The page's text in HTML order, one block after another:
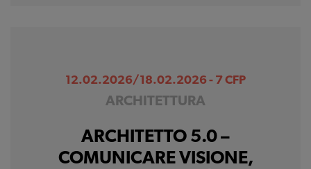
12.02.2026/18.02.2026 - 7 CFP
ARCHITETTURA
ARCHITETTO 5.0 –
COMUNICARE VISIONE,